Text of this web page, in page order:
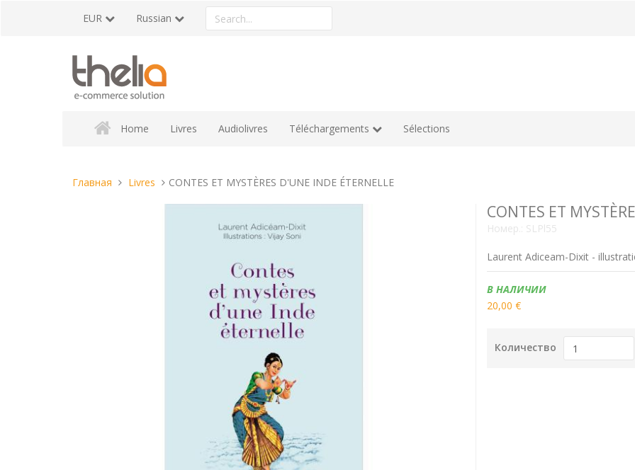
EUR Russian
Search
a
Home Livres Audiolivres Téléchargements Sélections
Вы
Главная Livres CONTES ET MYSTÈRES D'UNE INDE ÉTERNELLE
CONTES ET
Номер.: SLPl55
Laurent Adiceam-Dixit -
Наличие:
В НАЛИЧИИ
20,00 €
Количество